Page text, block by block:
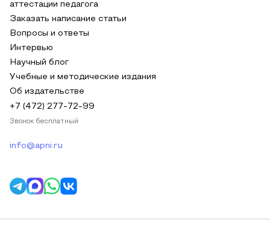
аттестации педагога
Заказать написание статьи
Вопросы и ответы
Интервью
Научный блог
Учебные и методические издания
Об издательстве
+7 (472) 277-72-99
Звонок бесплатный
info@apni.ru